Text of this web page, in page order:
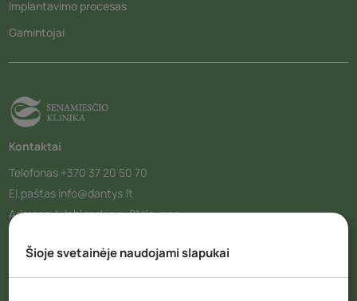
Implantavimo procesas
Gamintojai
Kontaktai
Telefonas +370 37 20 50 70
El.paštas info@dantys.lt
AdresasJ. Jablonskio g. 21 Kaunas
Šioje svetainėje naudojami slapukai